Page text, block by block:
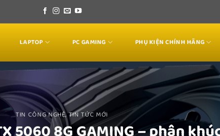
LAPTOP PC GAMING PHỤ KIỆN CHÍNH HÃNG
TIN CÔNG NGHỆ,TIN TỨC MỚI